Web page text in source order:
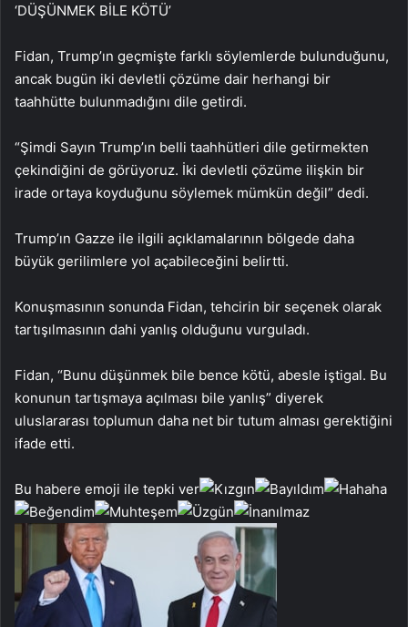
‘DÜŞÜNMEK BİLE KÖTÜ’
Fidan, Trump’ın geçmişte farklı söylemlerde bulunduğunu,
ancak bugün iki devletli çözüme dair herhangi bir
taahhütte bulunmadığını dile getirdi.
“Şimdi Sayın Trump’ın belli taahhütleri dile getirmekten
çekindiğini de görüyoruz. İki devletli çözüme ilişkin bir
irade ortaya koyduğunu söylemek mümkün değil” dedi.
Trump’ın Gazze ile ilgili açıklamalarının bölgede daha
büyük gerilimlere yol açabileceğini belirtti.
Konuşmasının sonunda Fidan, tehcirin bir seçenek olarak
tartışılmasının dahi yanlış olduğunu vurguladı.
Fidan, “Bunu düşünmek bile bence kötü, abesle iştigal. Bu
konunun tartışmaya açılması bile yanlış” diyerek
uluslararası toplumun daha net bir tutum alması gerektiğini
ifade etti.
Bu habere emoji ile tepki ver